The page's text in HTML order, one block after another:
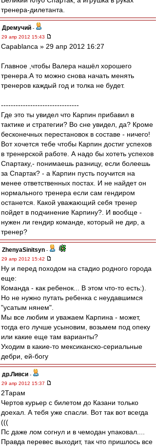
тренера-дилетанта.
Дремучий -
29 апр 2012 15:43
Сapablanca » 29 апр 2012 16:27
Главное ,чтобы Валера нашёл хорошего
тренера.А то можно снова начать менять
тренеров каждый год и толка не будет.
--------------------------------
Где это ты увидел что Карпин прибавил в
тактике и стратегии? Во сне увидел, да? Кроме
бесконечных перестановок в составе - ничего!
Вот хочется тебе чтобы Карпин достиг успехов
в тренерской работе. А надо бы хотеть успехов
Спартаку,- понимаешь разницу, если болеешь
за Спартак? - а Карпин пусть поучится на
менее ответственных постах. И не найдет он
нормального тренера если сам гендиром
останется. Какой уважающий себя тренер
пойдет в подчинение Карпину?. И вообще -
нужен ли гендир команде, который не дир, а
тренер?
ZhenyaSinitsyn -
29 апр 2012 15:42
Ну и перед походом на стадио родного города
еще:
Команда - как ребенок... В этом что-то есть:).
Но не нужно путать ребенка с неудавшимся
"усатым нянем".
Мы все любим и уважаем Карпина - может,
тогда его лучше усыновим, возьмем под опеку
или какие еще там варианты?
Уходим в какие-то мексиканско-сериальные
дебри, ей-богу
др.Ливси -
29 апр 2012 15:37
2Тарам
Чертов курьер с билетом до Казани только
доехал. А тебя уже спасли. Вот так вот всегда
(((
Пс даже лом согнул и в чемодан упаковал....
Правда перевес выходит, так что пришлось все